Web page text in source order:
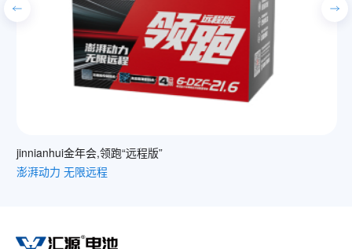
jinnianhui金年会,领跑“远程版”
澎湃动力 无限远程